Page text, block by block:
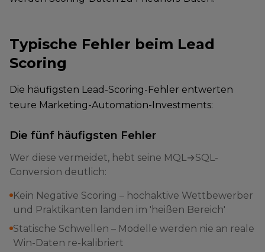
Typische Fehler beim Lead
Scoring
Die häufigsten Lead-Scoring-Fehler entwerten
teure Marketing-Automation-Investments:
Die fünf häufigsten Fehler
Wer diese vermeidet, hebt seine MQL→SQL-
Conversion deutlich:
Kein Negative Scoring – hochaktive Wettbewerber
und Praktikanten landen im 'heißen Bereich'
Statische Schwellen – Modelle werden nie an reale
Win-Daten re-kalibriert